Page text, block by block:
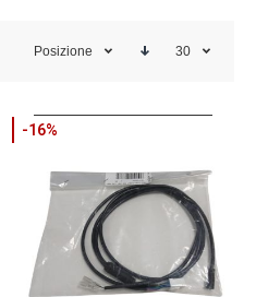
Posizione 30
-16%